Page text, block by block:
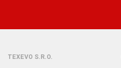
TEXEVO S.R.O.